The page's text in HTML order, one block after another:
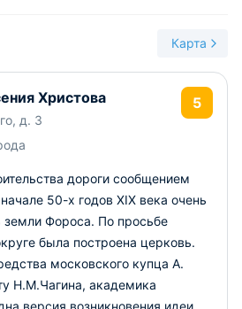
Карта
Христова
д. 3
5
дороги сообщением
50-х годов ХIX века очень
земли Фороса. По просьбе
была построена церковь.
московского купца А.
Н.М.Чагина, академика
версия возникновения идеи